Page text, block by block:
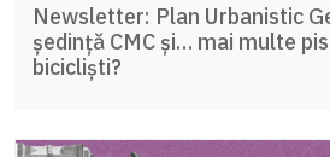
Newsletter: Plan Urbanistic
ședință CMC și… mai multe
bicicliști?